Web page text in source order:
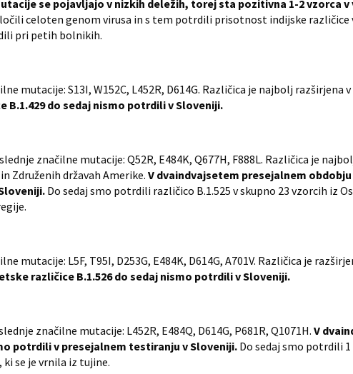
se pojavljajo v nizkih deležih, torej sta pozitivna 1-2 vzorca v
celoten genom virusa in s tem potrdili prisotnost indijske različice
pri petih bolnikih.
mutacije: S13I, W152C, L452R, D614G. Različica je najbolj
B.1.429 do sedaj nismo potrdili v Sloveniji.
značilne mutacije: Q52R, E484K, Q677H, F888L. Različica je
Združenih državah Amerike. V dvaindvajsetem presejalnem
Do sedaj smo potrdili različico B.1.525 v skupno 23 vzorcih iz
mutacije: L5F, T95I, D253G, E484K, D614G, A701V. Različica je
različice B.1.526 do sedaj nismo potrdili v Sloveniji.
značilne mutacije: L452R, E484Q, D614G, P681R, Q1071H. V
potrdili v presejalnem testiranju v Sloveniji. Do sedaj smo potrdili
se je vrnila iz tujine.